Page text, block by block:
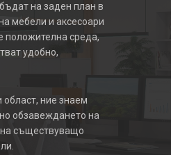
на заден план в
мебели и аксесоари
положителна среда,
удобно,
област, ние знаем
обзавеждането на
съществуващо